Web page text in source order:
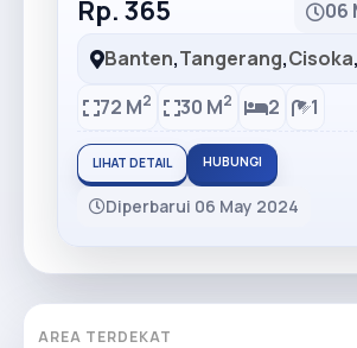
Rp. 365
06
Banten,Tangerang,Cisoka,
72 M2 30 M2 2 1
LIHAT DETAIL HUBUNGI
Diperbarui 06 May 2024
AREA TERDEKAT